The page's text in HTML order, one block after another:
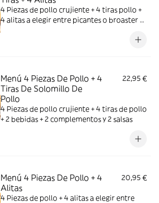
4 Piezas de pollo crujiente + 4 tiras pollo +
4 alitas a elegir entre picantes o broaster +
Menú 4 Piezas De Pollo + 4
Tiras De Solomillo De
Pollo
22,95 €
4 Piezas de pollo crujiente + 4 tiras de pollo
+ 2 bebidas + 2 complementos y 2 salsas
Menú 4 Piezas De Pollo + 4
Alitas
20,95 €
4 Piezas de pollo + 4 alitas a elegir entre